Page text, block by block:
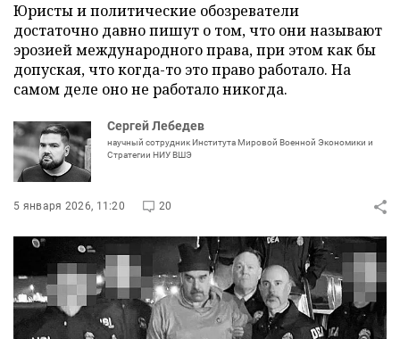
Юристы и политические обозреватели
достаточно давно пишут о том, что они называют
эрозией международного права, при этом как бы
допуская, что когда-то это право работало. На
самом деле оно не работало никогда.
Сергей Лебедев
научный сотрудник Института Мировой Военной Экономики и
Стратегии НИУ ВШЭ
5 января 2026, 11:20 20